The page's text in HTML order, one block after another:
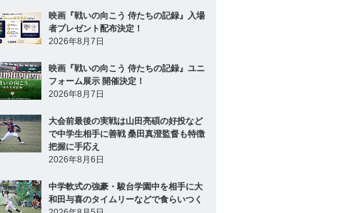
映画『戦いの向こう 侍たちの記録』入場
者プレゼント配布決定！
2026年8月7日
映画『戦いの向こう 侍たちの記録』ユニ
フォーム展示 開催決定！
2026年8月7日
大会前最後の実戦は山田亮碩の好投など
で中学生相手に善戦 桑田真澄監督も特徴
把握に手応え
2026年8月6日
中学軟式の強豪・駿台学園中を相手に大
和田与喜のタイムリーなどで食らいつく